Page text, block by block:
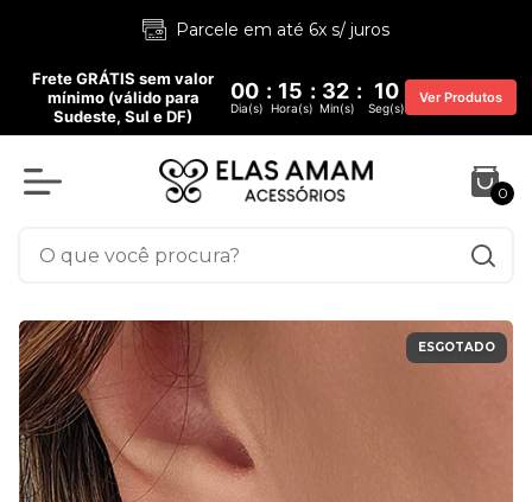
Parcele em até 6x s/ juros
Frete GRÁTIS sem valor
mínimo (válido para
Sudeste, Sul e DF)
00 : 15 : 32 : 10
Dia(s) Hora(s) Min(s) Seg(s)
Ver Produtos
0
ESGOTADO